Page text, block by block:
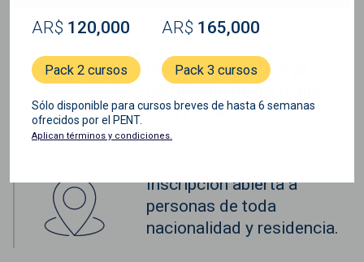
AR$ 120,000
Pack 2 cursos
AR$ 165,000
Pack 3 cursos
Sólo disponible para cursos breves de hasta 6 semanas
ofrecidos por el PENT.
Aplican términos y condiciones.
Propuesta que otorga
certificado de parte del
PENT FLACSO.
Inscripción abierta a
personas de toda
nacionalidad y residencia.